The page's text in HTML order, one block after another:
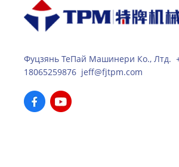
Фуцзянь ТеПай Машинери Ко., Лтд.
18065259876 jeff@fjtpm.com